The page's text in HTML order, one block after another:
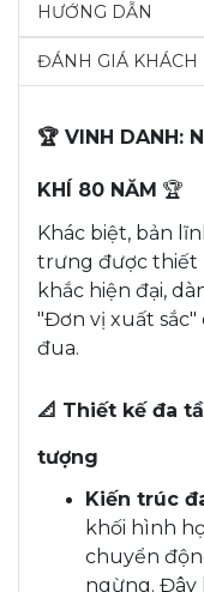
HƯỚNG DẪN
ĐÁNH GIÁ KHÁCH
🏆 VINH DANH:
KHÍ 80 NĂM 🏆
Khác biệt, bản
trưng được thiết
khắc hiện đại,
"Đơn vị xuất
đua.
📐 Thiết kế đa
tượng
Kiến trúc
khối hình
chuyển
ngừng. Đây